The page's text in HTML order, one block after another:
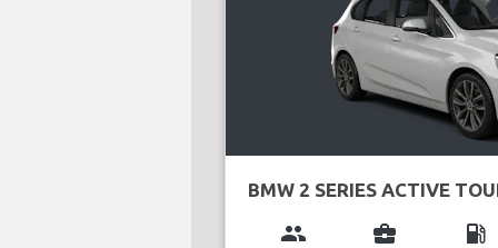
BMW 2 SERIES ACTIVE
group business_center local_gas_station